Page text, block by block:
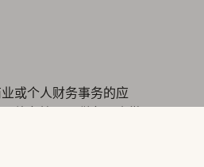
或个人财务事务的应